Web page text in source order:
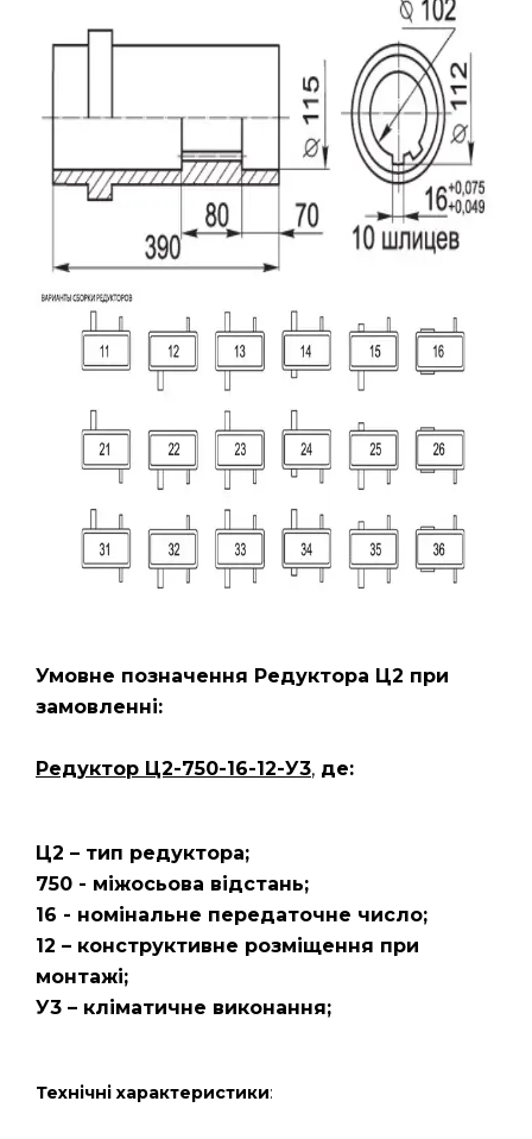
Умовне позначення Редуктора Ц2 при
замовленні:
Редуктор Ц2-750-16-12-У3, де:
Ц2 – тип редуктора;
750 - міжосьова відстань;
16 - номінальне передаточне число;
12 – конструктивне розміщення при
монтажі;
У3 – кліматичне виконання;
Технічні характеристики: